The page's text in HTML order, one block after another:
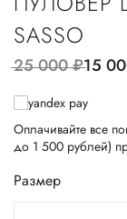
SASSO
25 000руб.15
Оплачивайте все
до 1 500 рублей)
Размер